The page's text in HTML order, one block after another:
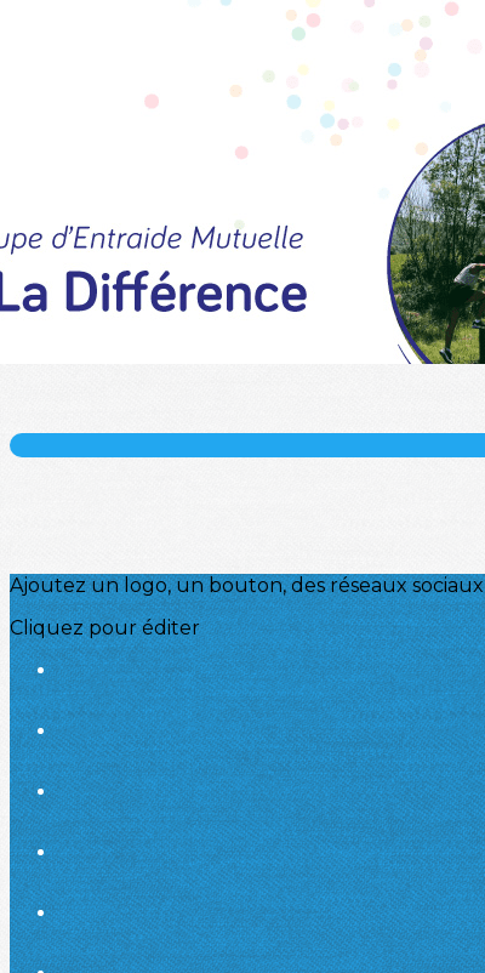
Exporter les lignes sélectionnées
Exporter toutes les colonnes
Exporter uniquement les colonnes affichées
Cliquez pour éditer
Ajoutez un logo, un bouton, des réseaux sociaux
Cliquez pour éditer